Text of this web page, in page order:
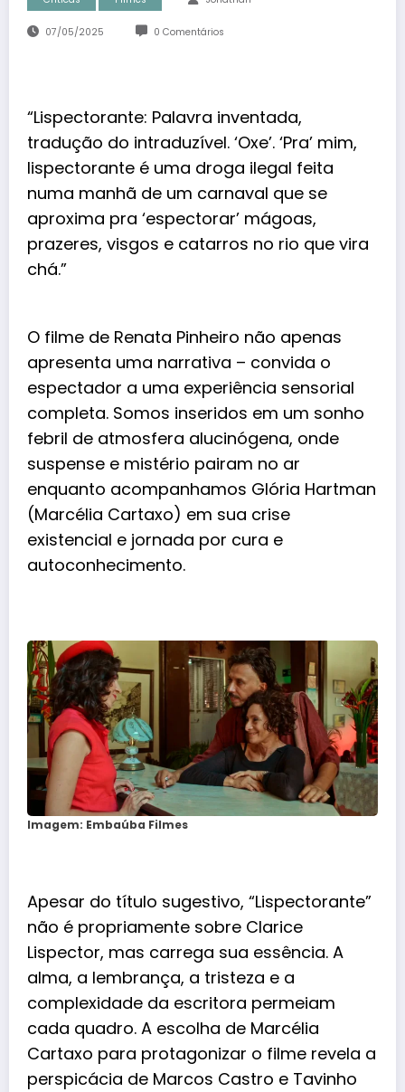
07/05/2025 0 Comentários
“Lispectorante: Palavra inventada,
tradução do intraduzível. ‘Oxe’. ‘Pra’ mim,
lispectorante é uma droga ilegal feita
numa manhã de um carnaval que se
aproxima pra ‘espectorar’ mágoas,
prazeres, visgos e catarros no rio que vira
chá.”
O filme de Renata Pinheiro não apenas
apresenta uma narrativa – convida o
espectador a uma experiência sensorial
completa. Somos inseridos em um sonho
febril de atmosfera alucinógena, onde
suspense e mistério pairam no ar
enquanto acompanhamos Glória Hartman
(Marcélia Cartaxo) em sua crise
existencial e jornada por cura e
autoconhecimento.
Imagem: Embaúba Filmes
Apesar do título sugestivo, “Lispectorante”
não é propriamente sobre Clarice
Lispector, mas carrega sua essência. A
alma, a lembrança, a tristeza e a
complexidade da escritora permeiam
cada quadro. A escolha de Marcélia
Cartaxo para protagonizar o filme revela a
perspicácia de Marcos Castro e Tavinho